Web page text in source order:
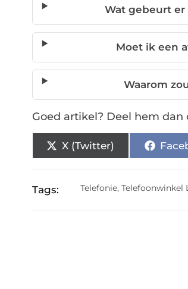
Wat gebeurt
Moet ik een
Waarom
Goed artikel? Deel hem dan
X (Twitter)
Tags: Telefonie,Telefoonwinkel